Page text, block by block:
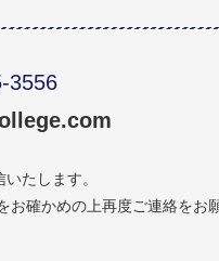
3556
たします。
確かめの上再度ご連絡をお